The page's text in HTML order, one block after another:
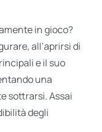
in gioco?
all’aprirsi di
e il suo
una
sottrarsi. Assai
degli